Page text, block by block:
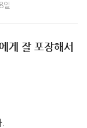
일
게 잘 포장해서
.